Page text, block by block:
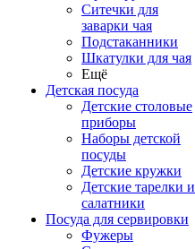
Ситечки для
заварки чая
Подстаканники
Шкатулки для чая
Ещё
Детская посуда
Детские столовые
приборы
Наборы детской
посуды
Детские кружки
Детские тарелки и
салатники
Посуда для сервировки
Фужеры